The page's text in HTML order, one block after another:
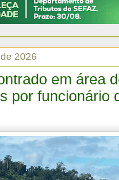
2026
em área
por funcionário